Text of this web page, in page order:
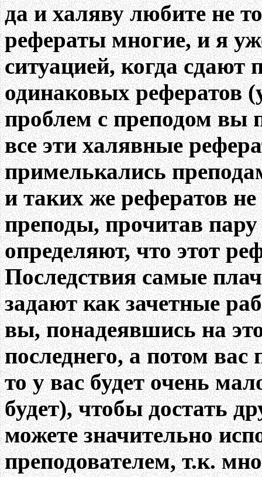
да и халяву любите не
рефераты многие, и я
ситуацией, когда сдают
одинаковых рефератов
проблем с преподом вы
все эти халявные
примелькались
и таких же рефератов
преподы, прочитав
определяют, что этот
Последствия самые
задают как зачетные
вы, понадеявшись на
последнего, а потом
то у вас будет очень
будет), чтобы достать
можете значительно
преподователем, т.к.